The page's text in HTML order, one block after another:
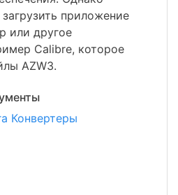
приложение
или другое
Calibre, которое
AZW3.
Конвертеры